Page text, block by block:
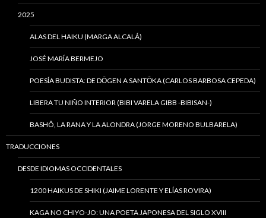
2025
ALAS DEL HAIKU (MARGA ALCALÁ)
JOSÉ MARÍA BERMEJO
POESÍA BUDISTA: DE DŌGEN A SANTŌKA (CARLOS BARBOSA CEPEDA)
LIBERA TU NIÑO INTERIOR (BIBI VARELA GIBB -BIBISAN-)
BASHÔ, LA RANA Y LA ALONDRA (JORGE MORENO BULBARELA)
TRADUCCIONES
DESDE IDIOMAS OCCIDENTALES
1200 HAIKUS DE SHIKI (JAIME LORENTE Y ELÍAS ROVIRA)
KAGA NO CHIYO-JO: UNA POETA JAPONESA DEL SIGLO XVIII